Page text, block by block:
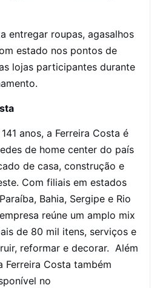
entregar roupas, agasalhos
estado nos pontos de
lojas participantes durante
anos, a Ferreira Costa é
de home center do país
de casa, construção e
Com filiais em estados
Bahia, Sergipe e Rio
reúne um amplo mix
de 80 mil itens, serviços e
reformar e decorar. Além
Ferreira Costa também
no